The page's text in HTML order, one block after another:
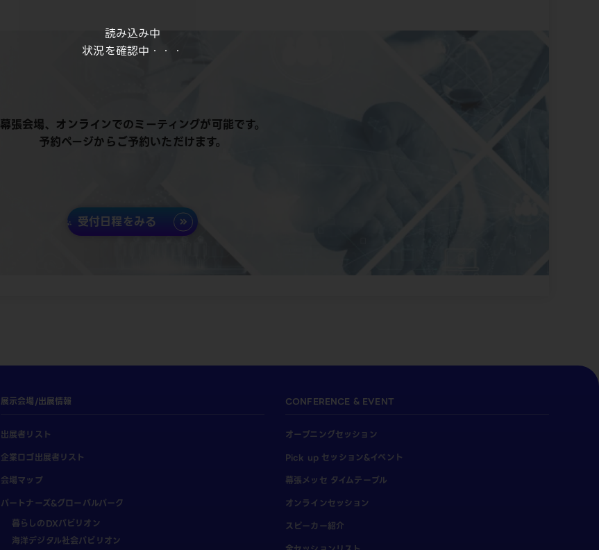
読み込み中
状況を確認中・・・
幕張会場、オンラインでのミーティングが可能です。
予約ページからご予約いただけます。
受付日程をみる
展示会場/出展情報
出展者リスト
企業ロゴ出展者リスト
会場マップ
パートナーズ&グローバルパーク
暮らしのDXパビリオン
海洋デジタル社会パビリオン
CONFERENCE & EVENT
オープニングセッション
Pick up セッション&イベント
幕張メッセ タイムテーブル
オンラインセッション
スピーカー紹介